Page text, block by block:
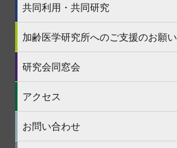
共同利用・共同研究
加齢医学研究所へのご支援のお願い
研究会同窓会
アクセス
お問い合わせ